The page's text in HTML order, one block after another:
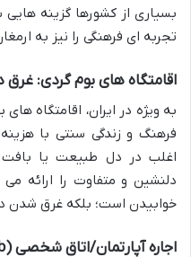
بسیاری از کشورها گزینه
تجربه ای فرهنگی را نیز به
اقامتگاه های بوم گردی:
به ویژه در ایران، اقامتگاه
فرهنگ و زندگی سنتی با
اغلب در دل طبیعت یا بافت
دلنشین و متفاوت را ارائه
خوابیدن است؛ بلکه غرق شدن
اجاره آپارتمان/اتاق شخصی (Airbnb): حسی از خانه در سفر: